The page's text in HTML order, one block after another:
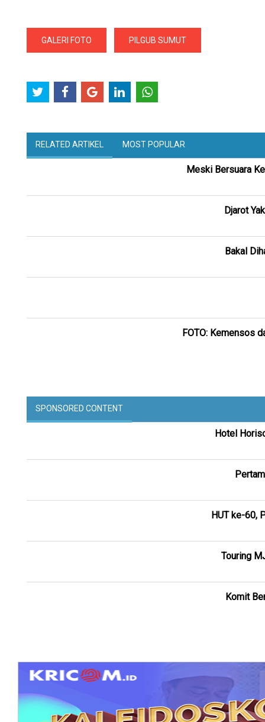
GALERI FOTO PILGUB SUMUT
RELATED ARTIKEL MOST POPULAR
Meski Bersuara
Djarot
Bakal
FOTO: Kemensos
SPONSORED CONTENT
Hotel
HUT ke-60,
Touring
Komit